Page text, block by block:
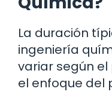
La duración
ingeniería
variar según
el enfoque del